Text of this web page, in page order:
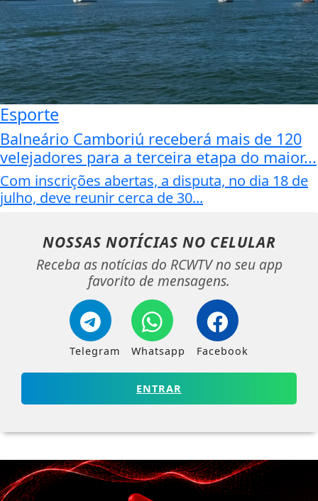
Esporte
Balneário Camboriú receberá mais de 120
velejadores para a terceira etapa do maior...
Com inscrições abertas, a disputa, no dia 18 de
julho, deve reunir cerca de 30...
NOSSAS NOTÍCIAS NO CELULAR
Receba as notícias do RCWTV no seu app
favorito de mensagens.
Telegram Whatsapp Facebook
ENTRAR